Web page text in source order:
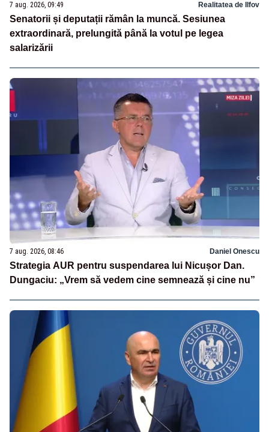
7 aug. 2026, 09:49 Realitatea de Ilfov
Senatorii și deputații rămân la muncă. Sesiunea
extraordinară, prelungită până la votul pe legea
salarizării
7 aug. 2026, 08:46 Daniel Onescu
Strategia AUR pentru suspendarea lui Nicușor Dan.
Dungaciu: „Vrem să vedem cine semnează și cine nu”